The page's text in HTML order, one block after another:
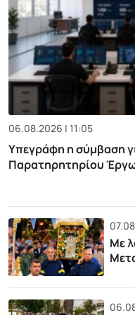
06.08.2026 | 11:05
Υπεγράφη η σύμβαση
Παρατηρητηρίου
Με